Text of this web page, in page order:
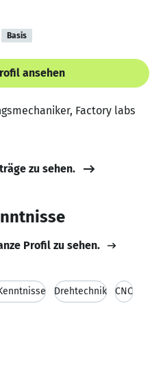
Basis
ansehen
Factory labs
zu sehen.
Profil zu sehen.
Drehtechnik CNC